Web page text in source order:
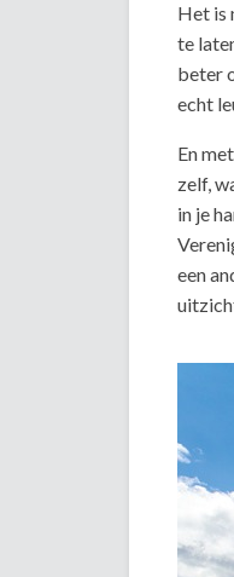
Het is
te
beter
echt
En
zelf,
in je
een